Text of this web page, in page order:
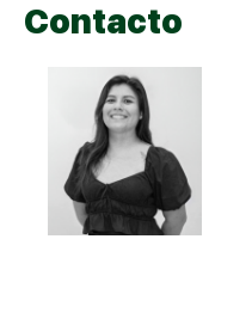
Contacto